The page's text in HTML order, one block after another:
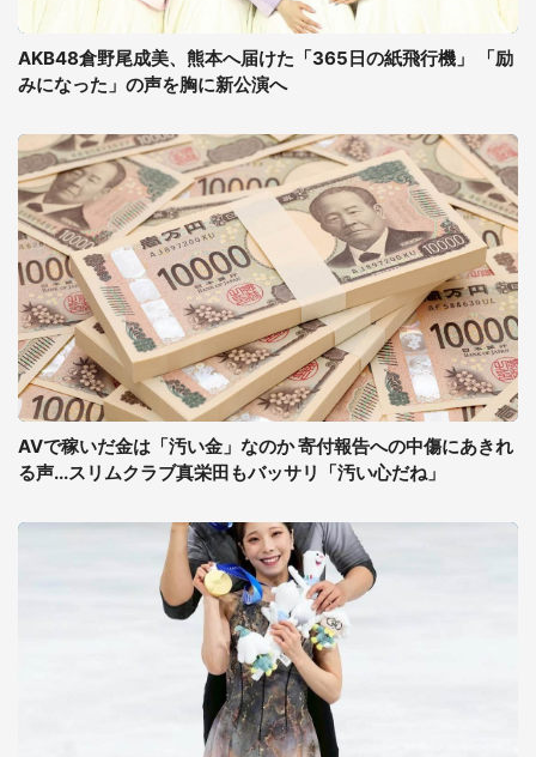
AKB48倉野尾成美、熊本へ届けた「365日の紙飛行機」 「励
みになった」の声を胸に新公演へ
AVで稼いだ金は「汚い金」なのか 寄付報告への中傷にあきれ
る声...スリムクラブ真栄田もバッサリ「汚い心だね」